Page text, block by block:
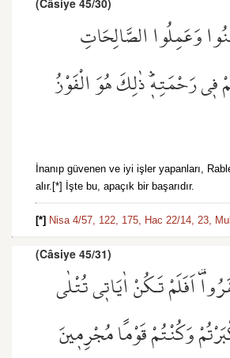
(Câsiye 45/30)
وَعَمِلُوا الصَّالِحَاتِ
ف۪ي رَحْمَتِه۪ۜ ذٰلِكَ هُوَ الْفَوْزُ
İnanıp güvenen ve iyi işler yapanları,
alır.[*] İşte bu, apaçık bir başarıdır.
[*] Nisa 4/57, 122, 175, Hac 22/14, 23,
(Câsiye 45/31)
اَفَلَمْ تَكُنْ اٰيَات۪ي تُتْلٰى
وَكُنْتُمْ قَوْمًا مُجْرِم۪ينَ